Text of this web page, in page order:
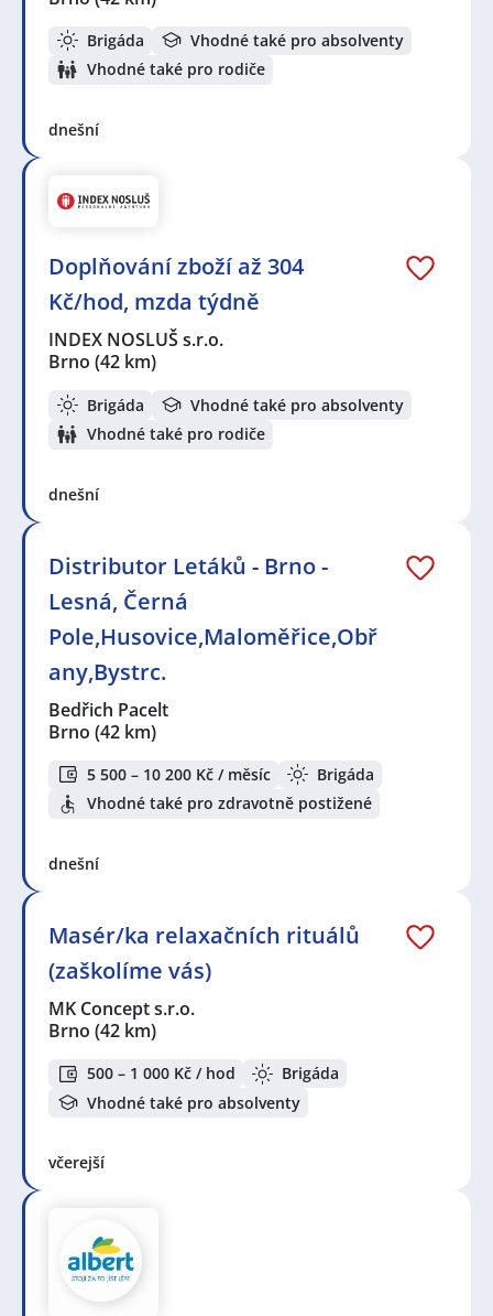
Brigáda
Vhodné také pro absolventy
Vhodné také pro rodiče
dnešní
Doplňování zboží až 304
Kč/hod, mzda týdně
INDEX NOSLUŠ s.r.o.
Brno (42 km)
Brigáda
Vhodné také pro absolventy
Vhodné také pro rodiče
dnešní
Distributor Letáků - Brno -
Lesná, Černá
Pole,Husovice,Maloměřice,Obř
any,Bystrc.
Bedřich Pacelt
Brno (42 km)
5 500 – 10 200 Kč / měsíc
Brigáda
Vhodné také pro zdravotně postižené
dnešní
Masér/ka relaxačních rituálů
(zaškolíme vás)
MK Concept s.r.o.
Brno (42 km)
500 – 1 000 Kč / hod
Brigáda
Vhodné také pro absolventy
včerejší